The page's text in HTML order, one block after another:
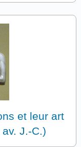
et leur art
J.-C.)